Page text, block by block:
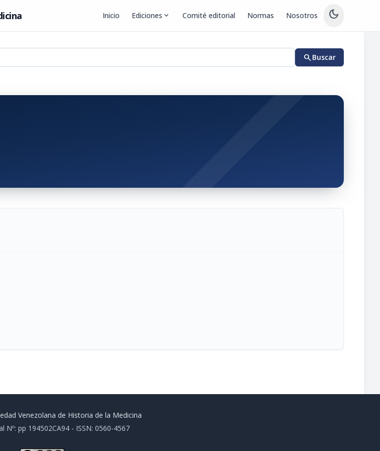
Inicio Ediciones expand_more Comité editorial Normas Nosotros dark_mode
searchBuscar
Venezolana de Historia de la Medicina
Nº: pp 194502CA94 - ISSN: 0560-4567